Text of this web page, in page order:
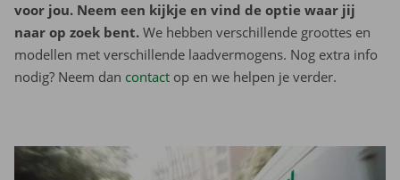
voor jou. Neem een kijkje en vind de optie waar jij
naar op zoek bent. We hebben verschillende groottes en
modellen met verschillende laadvermogens. Nog extra info
nodig? Neem dan contact op en we helpen je verder.